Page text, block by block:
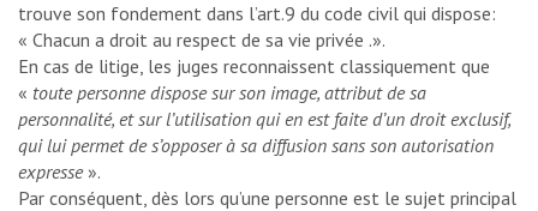
trouve son fondement dans l’art.9 du code civil qui dispose:
« Chacun a droit au respect de sa vie privée .».
En cas de litige, les juges reconnaissent classiquement que
« toute personne dispose sur son image, attribut de sa
personnalité, et sur l’utilisation qui en est faite d’un droit exclusif,
qui lui permet de s’opposer à sa diffusion sans son autorisation
expresse ».
Par conséquent, dès lors qu’une personne est le sujet principal